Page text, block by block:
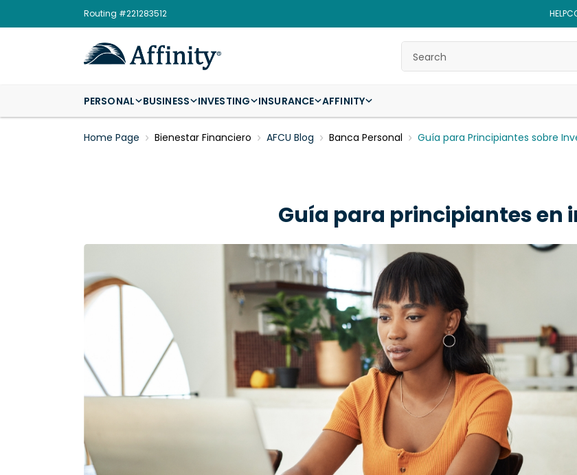
Routing #221283512 HELP
PERSONAL BUSINESS INVESTING INSURANCE AFFINITY
Home Page Bienestar Financiero AFCU Blog Banca Personal Guía para Principiantes sobre
Guía para principiantes en